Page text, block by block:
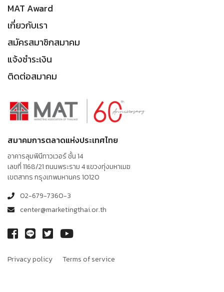
MAT Award
เกี่ยวกับเรา
สมัครสมาชิกสมาคม
แจ้งชำระเงิน
ติดต่อสมาคม
สมาคมการตลาดแห่งประเทศไทย
อาคารลุมพินีทาวเวอร์ ชั้น 14
เลขที่ 1168/21 ถนนพระราม 4 แขวงทุ่งมหาเมฆ
เขตสาทร กรุงเทพมหานคร 10120
02-679-7360-3
center@marketingthai.or.th
Privacy policy Terms of service